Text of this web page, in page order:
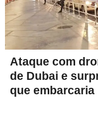
Ataque com
de Dubai e
que embarcaria